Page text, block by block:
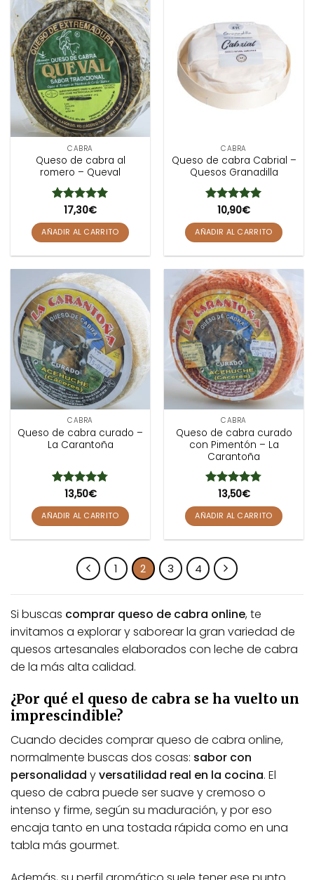
CABRA
Queso de cabra al
romero – Queval
Valorado
con5de 5
17,30€
AÑADIR AL CARRITO
CABRA
Queso de cabra Cabrial –
Quesos Granadilla
Valorado
con5de 5
10,90€
AÑADIR AL CARRITO
CABRA
Queso de cabra curado –
La Carantoña
Valorado
con4.75
de 5
13,50€
AÑADIR AL CARRITO
CABRA
Queso de cabra curado
con Pimentón – La
Carantoña
Valorado
con4.75
de 5
13,50€
AÑADIR AL CARRITO
1 2 3 4
Si buscas comprar queso de cabra online, te
invitamos a explorar y saborear la gran variedad de
quesos artesanales elaborados con leche de cabra
de la más alta calidad.
¿Por qué el queso de cabra se ha vuelto un
imprescindible?
Cuando decides comprar queso de cabra online,
normalmente buscas dos cosas: sabor con
personalidad yversatilidad real en la cocina. El
queso de cabra puede ser suave y cremoso o
intenso y firme, según su maduración, y por eso
encaja tanto en una tostada rápida como en una
tabla más gourmet.